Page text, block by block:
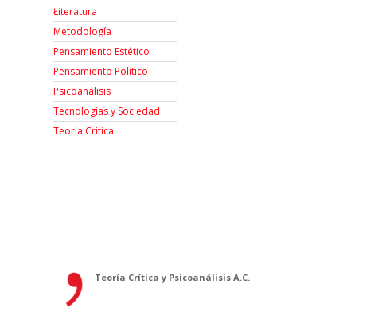
Łiteratura
Metodología
Pensamiento Estético
Pensamiento Político
Psicoanálisis
Tecnologías y Sociedad
Teoría Crítica
Teoría Crítica y Psicoanálisis A.C.